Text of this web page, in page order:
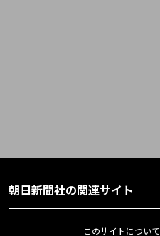
朝日新聞社の関連サイト
このサイトについて